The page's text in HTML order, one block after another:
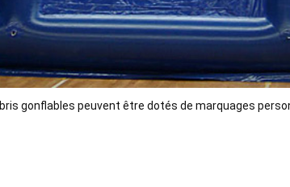
gonflables peuvent être dotés de marquages